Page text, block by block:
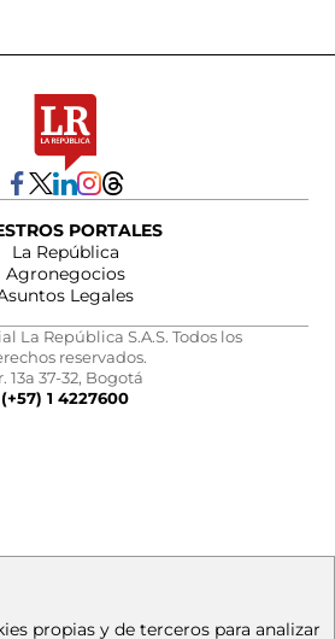
PORTALES
La República
Agronegocios
Legales
La República S.A.S. Todos los
reservados.
13a 37-32, Bogotá
(+57) 1 4227600
propias y de terceros para analizar